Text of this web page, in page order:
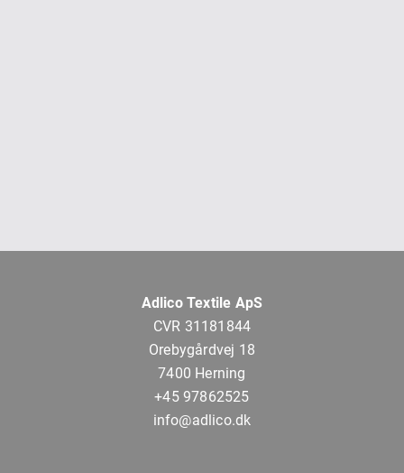
Adlico Textile ApS
CVR 31181844
Orebygårdvej 18
7400 Herning
+45 97862525
info@adlico.dk